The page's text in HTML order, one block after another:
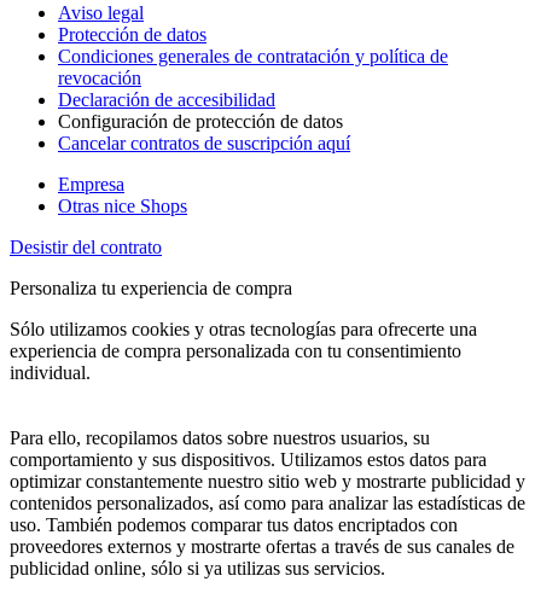
Aviso legal
Protección de datos
Condiciones generales de contratación y política de
revocación
Declaración de accesibilidad
Configuración de protección de datos
Cancelar contratos de suscripción aquí
Empresa
Otras nice Shops
Desistir del contrato
Personaliza tu experiencia de compra
Sólo utilizamos cookies y otras tecnologías para ofrecerte una
experiencia de compra personalizada con tu consentimiento
individual.
Para ello, recopilamos datos sobre nuestros usuarios, su
comportamiento y sus dispositivos. Utilizamos estos datos para
optimizar constantemente nuestro sitio web y mostrarte publicidad y
contenidos personalizados, así como para analizar las estadísticas de
uso. También podemos comparar tus datos encriptados con
proveedores externos y mostrarte ofertas a través de sus canales de
publicidad online, sólo si ya utilizas sus servicios.